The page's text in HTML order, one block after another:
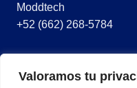
Valoramos tu
Moddtech
+52 (662) 268-5784
© 2026 Todos los derechos